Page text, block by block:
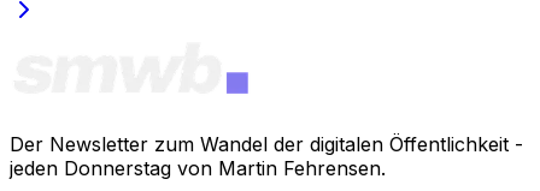
https://www.socialmediawatchblo
g.de/
Der Newsletter zum Wandel der digitalen Öffentlichkeit -
jeden Donnerstag von Martin Fehrensen.